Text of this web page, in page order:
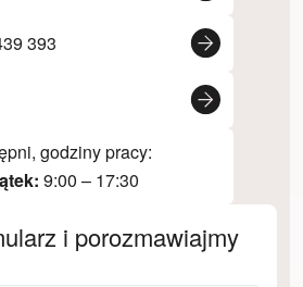
393
godziny pracy:
9:00 – 17:30
i porozmawiajmy